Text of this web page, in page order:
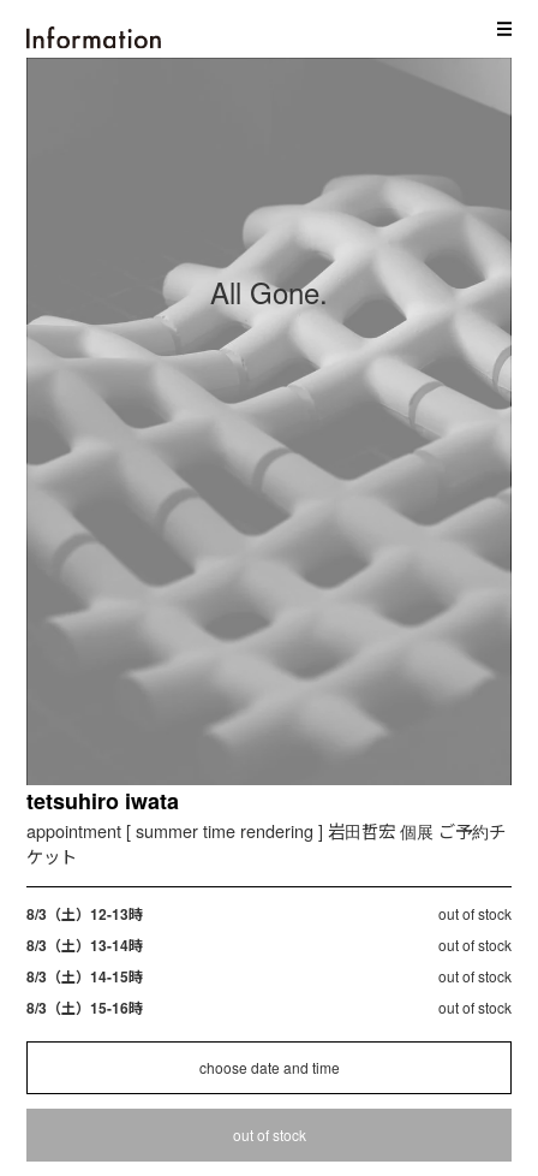
tetsuhiro iwata
appointment [ summer time rendering ] 岩田哲宏 個展 ご予約チ
ケット
8/3（土）12-13時 out of stock
8/3（土）13-14時 out of stock
8/3（土）14-15時 out of stock
8/3（土）15-16時 out of stock
out of stock